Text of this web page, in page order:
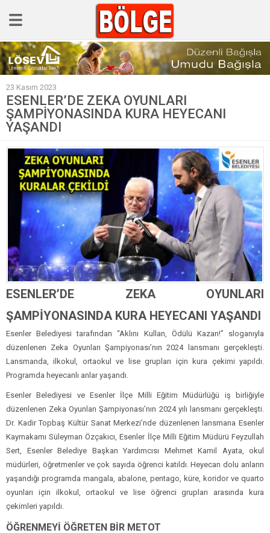
GÜNCEL
POLİTİKA
Polis & Adliye
SPOR
EKONOMİ
YAZARLAR
Sağlık & Yaşam
Kültür & Sanat
EĞİTİM
Müzik & Magazin
23 Kasım 2023
ESENLER’DE ZEKA OYUNLARI
ŞAMPİYONASINDA KURA HEYECANI
YAŞANDI
ESENLER’DE ZEKA OYUNLARI
ŞAMPİYONASINDA KURA HEYECANI YAŞANDI
Esenler Belediyesi tarafından “Aklını Kullan, Ödülü Kazan!” sloganıyla
düzenlenen Zeka Oyunları Şampiyonası’nın 2024 lansmanı gerçekleşti.
Lansmanda, ilkokul, ortaokul ve lise grupları için kura çekimi yapıldı.
Programda heyecanlı anlar yaşandı.
Esenler Belediyesi ve Esenler İlçe Milli Eğitim Müdürlüğü iş birliğiyle
düzenlenen Zeka Oyunları Şampiyonası’nın 2024 yılı lansmanı gerçekleşti.
Dr. Kadir Topbaş Kültür Sanat Merkezi’nde düzenlenen lansmana Esenler
Kaymakamı Süleyman Özçakıcı, Esenler İlçe Milli Eğitim Müdürü Feyzullah
Sert, Esenler Belediye Başkan Yardımcısı Mehmet Kamil Ayata, okul
müdürleri, öğretmenler ve çok sayıda öğrenci katıldı. Heyecan dolu anların
yaşandığı programda mangala, abalone, pentago, küre, koridor ve quarto
oyunları için ilkokul, ortaokul ve lise öğrenci grupları arasında kura
çekimleri yapıldı.
ÖĞRENMEYİ ÖĞRETEN BİR METOT